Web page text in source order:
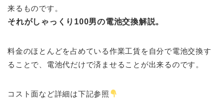
来るものです。
それがしゃっくり100男の電池交換解説。
料金のほとんどを占めている作業工賃を自分で電池交換す
ることで、電池代だけで済ませることが出来るのです。
コスト面など詳細は下記参照